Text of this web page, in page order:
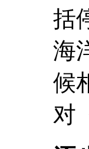
括
海
候
对